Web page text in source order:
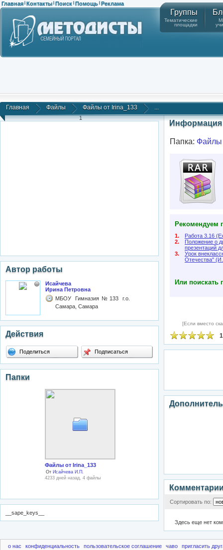
Главная | Контакты | Поиск | Помощь | Реклама
Группы
Тематические
площадки
Главная Файлы Файлы от Irina_133 ...
1
Автор работы
Исайчева
Ирина Петровна
МБОУ Гимназия№133 г.о.
Самара, Самара
Действия
Поделиться Подписаться
Папки
Файлы от Irina_133
От Исайчева И.П.
4233 дней назад, 4 файлы
__sape_keys__
Информация
Папка: Файлы
Рекомендуем
1.
Работа 3.16
2.
Положение о
презентаций
3.
Урок
Отечества"
Или поискать
[Если вместо
Сортировать по:
Здесь еще нет
о нас конфиденциальность пользовательское соглашение чаво пригласить